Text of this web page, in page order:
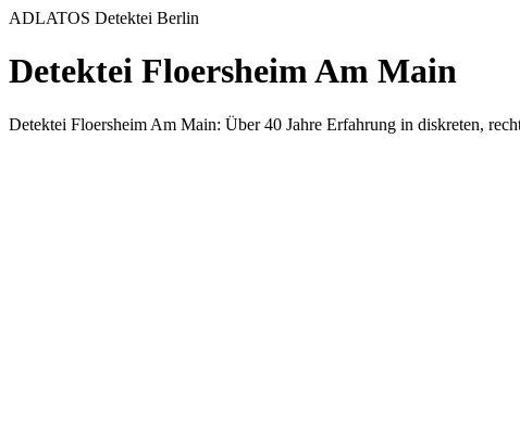
ADLATOS Detektei Berlin
Detektei Floersheim Am Main
Detektei Floersheim Am Main: Über 40 Jahre Erfahrung in diskreten,